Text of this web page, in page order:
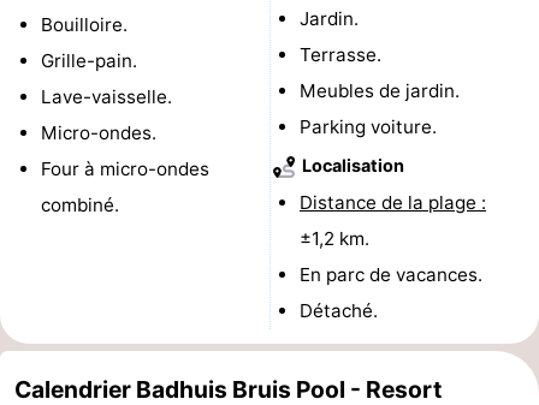
Zwin
Bruges
-
côte
Bouilloire.
Grille-pain.
Lave-vaisselle.
Micro-ondes.
Four à micro-ondes
combiné.
Jardin.
Terrasse.
Meubles de jardin.
Parking voiture.
Localisation
Distance de la plage :
±1,2 km.
En parc de vacances.
Détaché.
Calendrier Badhuis Bruis Pool - Resort